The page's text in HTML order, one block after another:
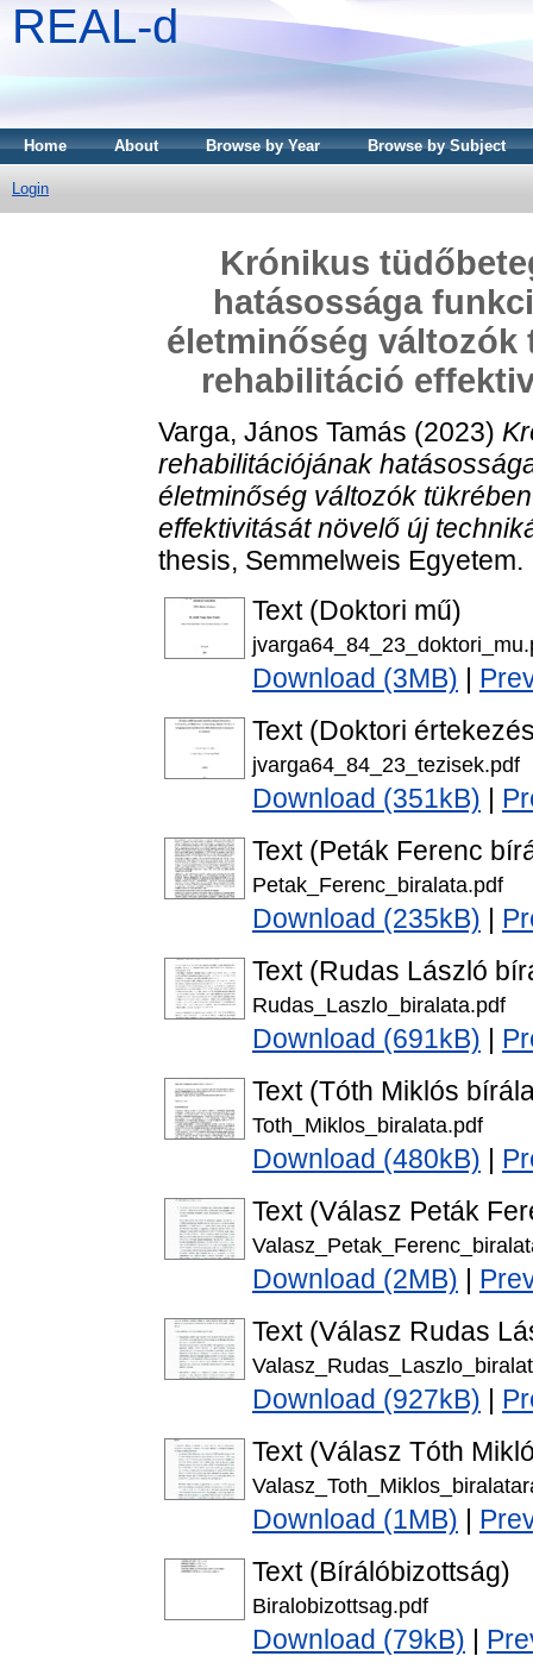
REAL-d
Home About Browse by Year Browse by Subject
Login
Krónikus
hatásossága
életminőség változók
rehabilitáció
Varga, János Tamás (2023)
rehabilitációjának
életminőség változók
effektivitását növelő új
thesis, Semmelweis Egyetem.
Text (Doktori mű)
Download (3MB)
Text (Doktori
jvarga64_84_23_tezisek.pdf
Download (351kB)
Text (Peták Ferenc
Petak_Ferenc_biralata.pdf
Download (235kB)
Text (Rudas László
Rudas_Laszlo_biralata.pdf
Download (691kB)
Text (Tóth Miklós
Toth_Miklos_biralata.pdf
Download (480kB)
Text (Válasz Peták
Download (2MB)
Text (Válasz Rudas
Download (927kB)
Text (Válasz Tóth
Download (1MB)
Text (Bírálóbizottság)
Biralobizottsag.pdf
Download (79kB)